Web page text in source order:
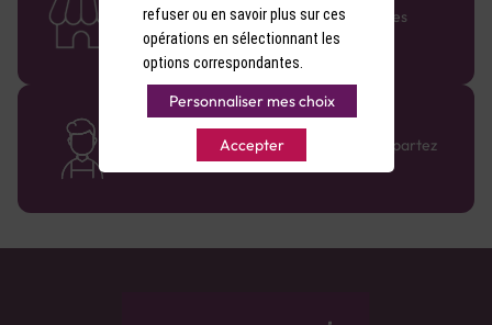
Retrouvez le réseau Comptoir des Vignes
partout en France !
Des cavistes à votre écoute
Bénéficiez de conseils sur-mesure et repartez
avec le sourire :)
refuser ou en savoir plus sur ces
opérations en sélectionnant les
options correspondantes.
Personnaliser mes choix
Accepter